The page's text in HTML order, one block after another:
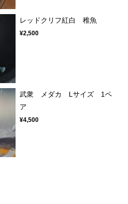
レッドクリフ紅白 稚魚
¥2,500
武衆 メダカ Lサイズ 1ペ
ア
¥4,500